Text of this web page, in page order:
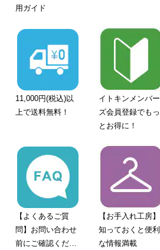
用ガイド
11,000円(税込)以
上で送料無料！
イトキンメンバー
ズ会員登録でもっ
とお得に！
【よくあるご質
問】お問い合わせ
前にご確認くださ
【お手入れ工房】
知っておくと便利
な情報満載